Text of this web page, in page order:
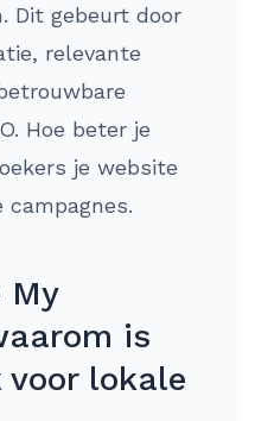
Dit gebeurt door
relevante
Hoe beter je
je website
My
is
lokale